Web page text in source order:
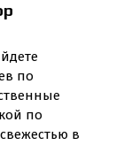
по
по
в